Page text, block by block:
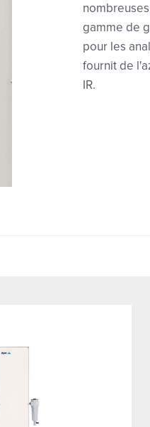
gamme de
pour les
fournit de
IR.